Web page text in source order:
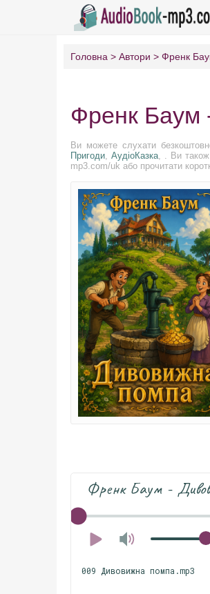
Головна Автори Френк
Френк Баум
Ви можете слухати
Пригоди, АудіоКазка, . Ви також
mp3.com/uk або прочитати
Френк Баум -
009 Дивовижна помпа.mp3